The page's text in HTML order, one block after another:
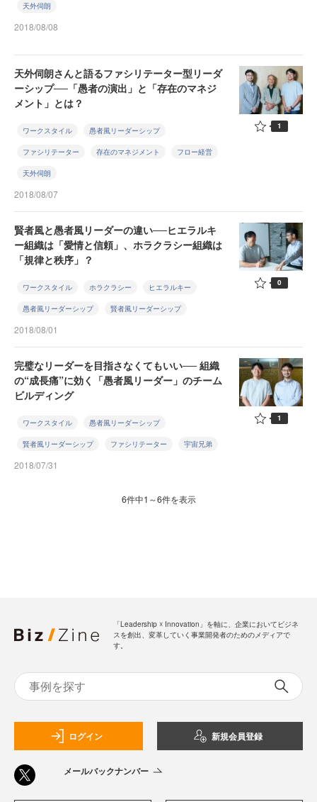
天外伺朗
2018/08/08
天外伺朗さんと語るファシリテーター型リーダ
ーシップ──「愚者の演出」と「存在のマネジ
メント」とは？
ワークスタイル 愚者風リーダーシップ
ファシリテーター 存在のマネジメント フロー経営
天外伺朗
2018/08/07
1
賢者風と愚者風リーダーの違い──ヒエラルキ
ー組織は「愛情と信頼」、ホラクラシー組織は
「規律と秩序」？
ワークスタイル ホラクラシー ヒエラルキー
愚者風リーダーシップ 賢者風リーダーシップ
2018/08/01
0
完璧なリーダーを目指さなくてもいい── 組織
の“成長痛”に効く「愚者風リーダー」のチーム
ビルディング
ワークスタイル 愚者風リーダーシップ
賢者風リーダーシップ ファシリテーター 宇宙兄弟
2018/07/31
1
6件中1～6件を表示
「Leadership ☓ Innovation」を軸に、企業においてビジネ
スを創出、変革していく事業開発者のためのメディアで
す。
ログイン 新規会員登録
メールバックナンバー